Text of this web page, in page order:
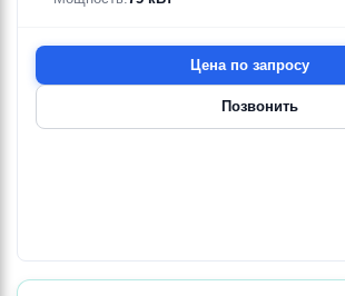
Цена по запросу
Позвонить